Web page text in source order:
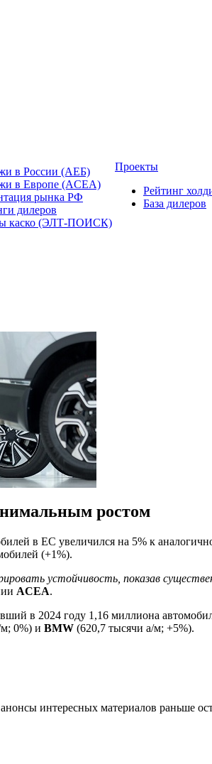
в России (АЕБ)
в Европе (ACEA)
рынка РФ
дилеров
каско (ЭЛТ-ПОИСК)
Проекты
Рейтинг
База дилеров
ростом
в ЕС увеличился на 5% к
(+1%).
устойчивость, показав
ACEA.
в 2024 году 1,16 миллиона
0%) и BMW (620,7 тысячи а/м; +5%).
интересных материалов раньше